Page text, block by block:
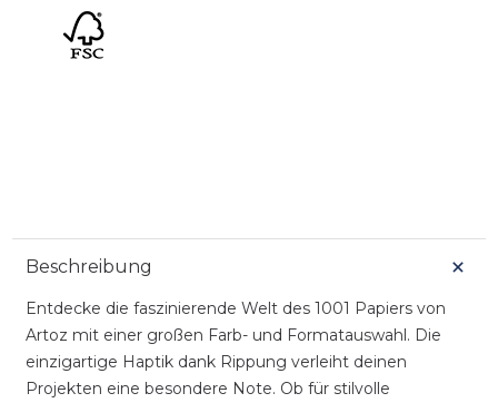
Beschreibung
Entdecke die faszinierende Welt des 1001 Papiers von
Artoz mit einer großen Farb- und Formatauswahl. Die
einzigartige Haptik dank Rippung verleiht deinen
Projekten eine besondere Note. Ob für stilvolle